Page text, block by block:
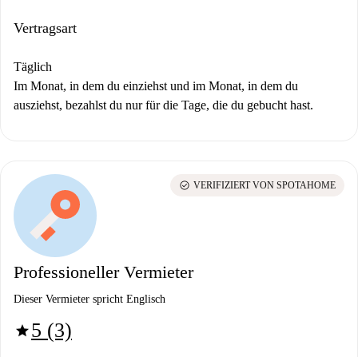
Vertragsart
Täglich
Im Monat, in dem du einziehst und im Monat, in dem du
ausziehst, bezahlst du nur für die Tage, die du gebucht hast.
Professioneller Vermieter
Dieser Vermieter spricht Englisch
star5 (3)
check_circle VERIFIZIERT VON SPOTAHOME